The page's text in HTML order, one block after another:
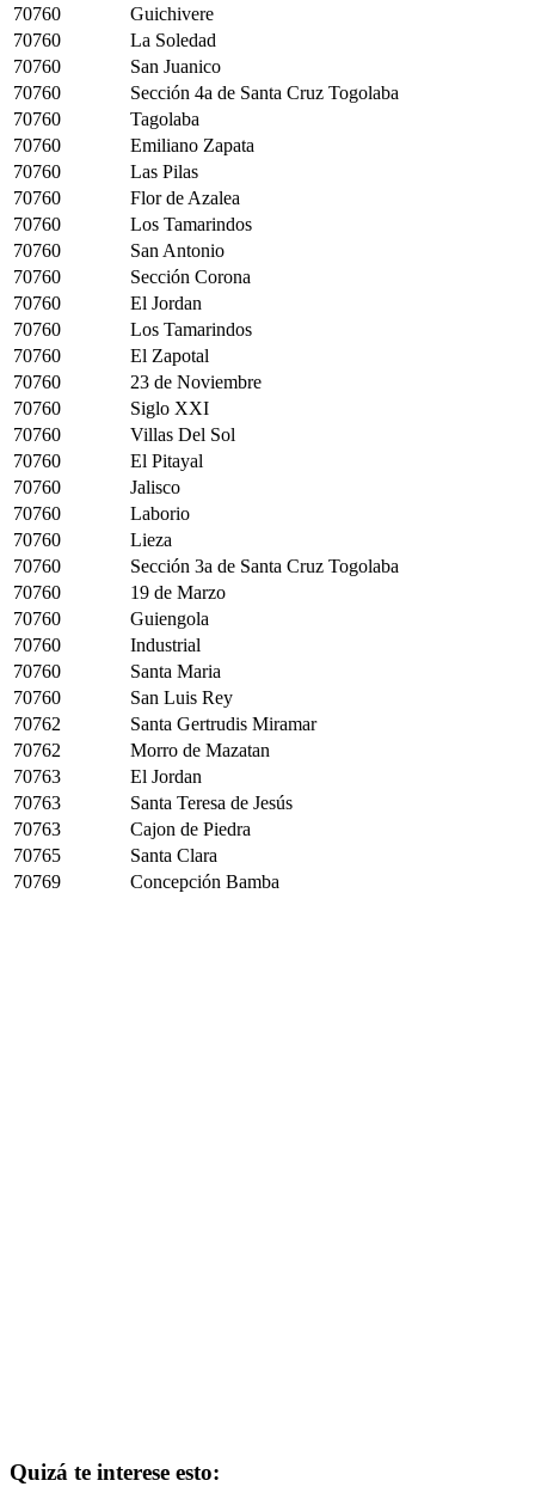
70760
Guichivere
70760
La Soledad
70760
San Juanico
70760
Sección 4a de Santa Cruz Togolaba
70760
Tagolaba
70760
Emiliano Zapata
70760
Las Pilas
70760
Flor de Azalea
70760
Los Tamarindos
70760
San Antonio
70760
Sección Corona
70760
El Jordan
70760
Los Tamarindos
70760
El Zapotal
70760
23 de Noviembre
70760
Siglo XXI
70760
Villas Del Sol
70760
El Pitayal
70760
Jalisco
70760
Laborio
70760
Lieza
70760
Sección 3a de Santa Cruz Togolaba
70760
19 de Marzo
70760
Guiengola
70760
Industrial
70760
Santa Maria
70760
San Luis Rey
70762
Santa Gertrudis Miramar
70762
Morro de Mazatan
70763
El Jordan
70763
Santa Teresa de Jesús
70763
Cajon de Piedra
70765
Santa Clara
70769
Concepción Bamba
Quizá te interese esto: